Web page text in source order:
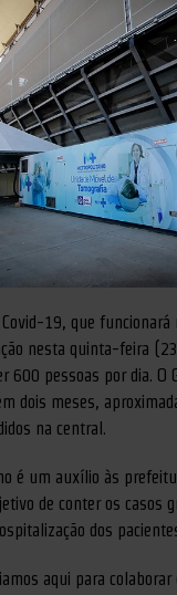
Covid-19, que
nesta quinta-feira
600 pessoas por dia. O
dois meses,
na central.
é um auxílio às
de conter os casos
dos
aqui para